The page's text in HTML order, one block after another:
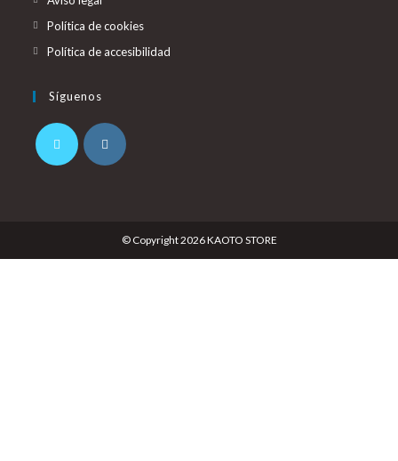
Política de cookies
Política de accesibilidad
Síguenos
© Copyright 2026 KAOTO STORE